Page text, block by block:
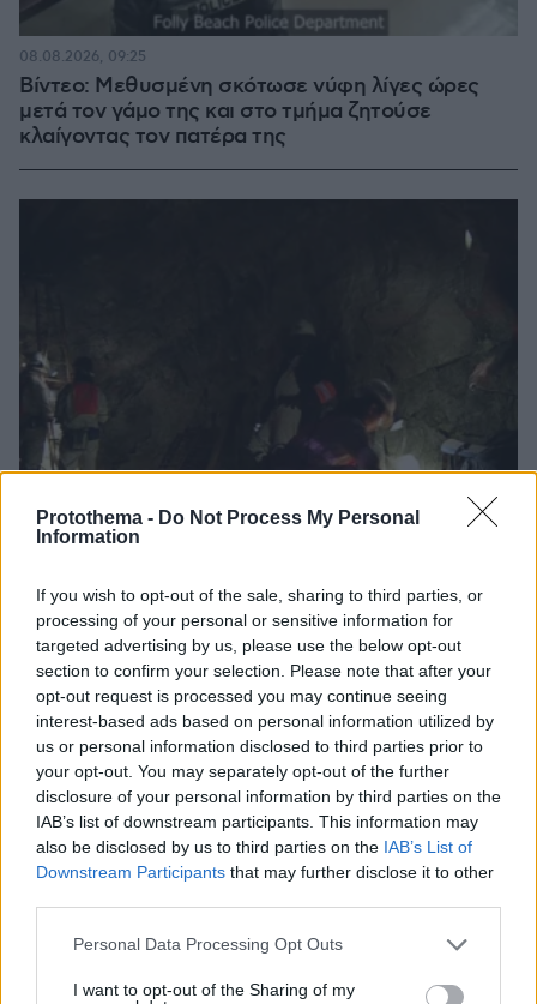
Protothema - Do Not Process My Personal
Information
If you wish to opt-out of the sale, sharing to third parties, or
processing of your personal or sensitive information for
targeted advertising by us, please use the below opt-out
section to confirm your selection. Please note that after your
opt-out request is processed you may continue seeing
interest-based ads based on personal information utilized by
us or personal information disclosed to third parties prior to
your opt-out. You may separately opt-out of the further
disclosure of your personal information by third parties on the
IAB’s list of downstream participants. This information may
also be disclosed by us to third parties on the IAB’s List of
Downstream Participants that may further disclose it to other
Please note that this website/app uses one or more Google
not limited to your visit or usage behaviour. You may click to
Personal Data Processing Opt Outs
I want to opt-out of the Sharing of my
Βίντεο: Μεθυσμένη σκότωσε νύφη λίγες ώρες
μετά τον γάμο της και στο τμήμα ζητούσε
κλαίγοντας τον πατέρα της
08.08.2026, 09:25
Το «σκουλήκι του διαβόλου» που ζει 1,3 χιλιόμετρα
κάτω από τη Γη και αλλάζει όσα γνωρίζαμε για τη
ζωή: «Οι άνθρωποι δεν κυβερνάμε τον κόσμο»
08.08.2026, 08:57